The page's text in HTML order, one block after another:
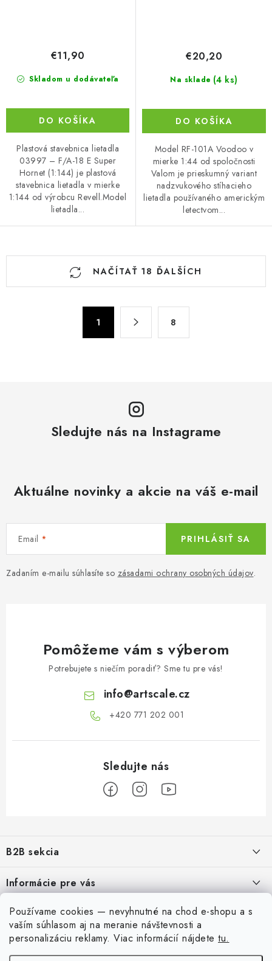
Používame cookies — nevyhnutné na chod e-shopu a s
vaším súhlasom aj na meranie návštevnosti a
personalizáciu reklamy. Viac informácií nájdete tu.
Skladom u dodávateľa
€11,90
DO KOŠÍKA
Plastová stavebnica lietadla
03997 – F/A-18 E Super
Hornet (1:144) je plastová
stavebnica lietadla v mierke
1:144 od výrobcu Revell.Model
lietadla...
Na sklade (4 ks)
€20,20
DO KOŠÍKA
Model RF-101A Voodoo v
mierke 1:44 od spoločnosti
Valom je prieskumný variant
nadzvukového stíhacieho
lietadla používaného americkým
letectvom...
O
NAČÍTAŤ 18 ĎALŠÍCH
1 8
Sledujte nás na Instagrame
Aktuálne novinky a akcie na váš e-mail
Email
Zadaním e-mailu súhlasíte so zásadami ochrany osobných údajov.
PRIHLÁSIŤ SA
Pomôžeme vám s výberom
Potrebujete s niečím poradiť? Sme tu pre vás!
info@artscale.cz
+420 771 202 001​
p
ä
t
B2B sekcia
poskytovanie vhodných služieb a servisu
REGISTRÁCIA
Informácie pre vás
O Nás
Moja objednávka
Kontakty
Pre modelárov
Prevodník modelárskych farieb
Môj účet